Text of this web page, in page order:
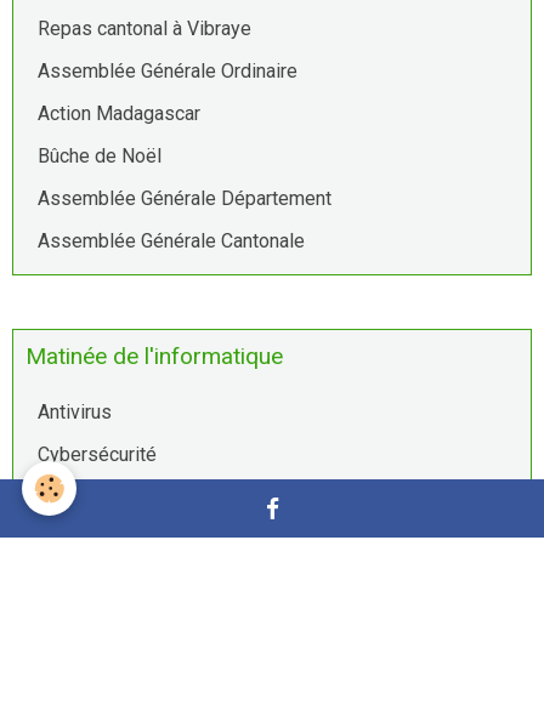
Repas cantonal à Vibraye
Assemblée Générale Ordinaire
Action Madagascar
Bûche de Noël
Assemblée Générale Département
Assemblée Générale Cantonale
Matinée de l'informatique
Antivirus
Cybersécurité
Mots de passe
We Transfer